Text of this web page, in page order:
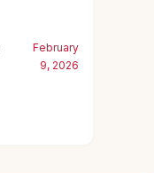
February
9, 2026